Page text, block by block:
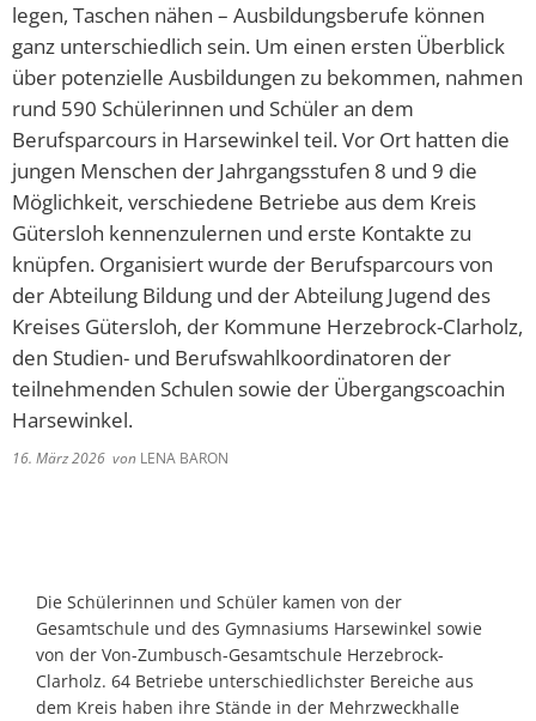
legen, Taschen nähen – Ausbildungsberufe können
ganz unterschiedlich sein. Um einen ersten Überblick
über potenzielle Ausbildungen zu bekommen, nahmen
rund 590 Schülerinnen und Schüler an dem
Berufsparcours in Harsewinkel teil. Vor Ort hatten die
jungen Menschen der Jahrgangsstufen 8 und 9 die
Möglichkeit, verschiedene Betriebe aus dem Kreis
Gütersloh kennenzulernen und erste Kontakte zu
knüpfen. Organisiert wurde der Berufsparcours von
der Abteilung Bildung und der Abteilung Jugend des
Kreises Gütersloh, der Kommune Herzebrock-Clarholz,
den Studien- und Berufswahlkoordinatoren der
teilnehmenden Schulen sowie der Übergangscoachin
Harsewinkel.
16. März 2026 von LENA BARON
Die Schülerinnen und Schüler kamen von der
Gesamtschule und des Gymnasiums Harsewinkel sowie
von der Von-Zumbusch-Gesamtschule Herzebrock-
Clarholz. 64 Betriebe unterschiedlichster Bereiche aus
dem Kreis haben ihre Stände in der Mehrzweckhalle